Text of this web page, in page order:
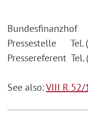
Bundesfinanzhof
Pressestelle Tel.
Pressereferent
See also:VIII R 52/